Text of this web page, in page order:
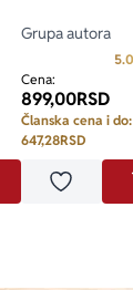
ocena je 5.0 od 5
U KORPU
Grupa autora
5.0
Cena:
899,00RSD
Članska cena i do:
647,28RSD
Dodaj u